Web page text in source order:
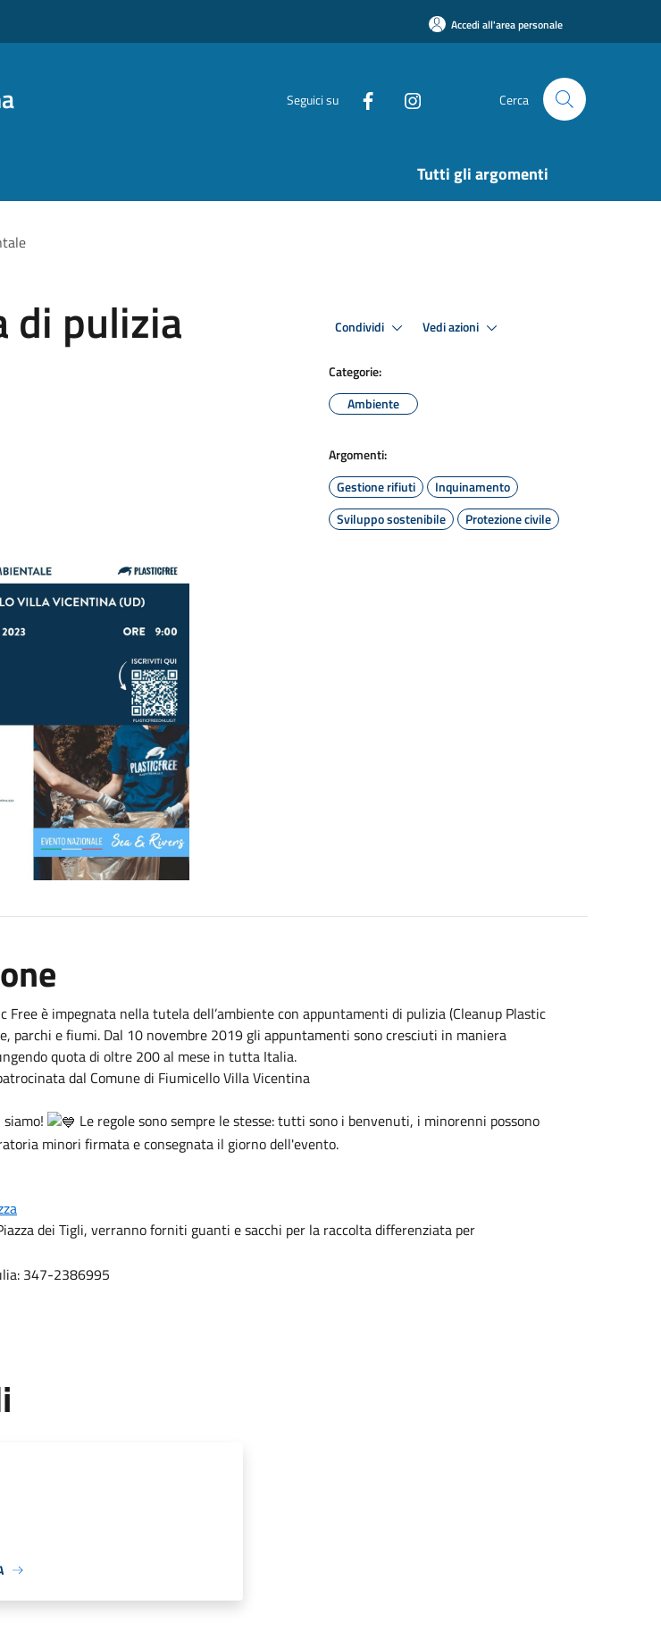
Accedi all'area personale
Seguici su Cerca
Tutti gli argomenti
di pulizia Condividi Vedi azioni
Categorie:
Ambiente
Argomenti:
Gestione rifiuti
Inquinamento
Sviluppo sostenibile
Protezione civile
Free è impegnata nella tutela dell’ambiente con appuntamenti di pulizia (Cleanup Plastic
parchi e fiumi. Dal 10 novembre 2019 gli appuntamenti sono cresciuti in maniera
quota di oltre 200 al mese in tutta Italia.
dal Comune di Fiumicello Villa Vicentina
Le regole sono sempre le stesse: tutti sono i benvenuti, i minorenni possono
minori firmata e consegnata il giorno dell'evento.
dei Tigli, verranno forniti guanti e sacchi per la raccolta differenziata per
347-2386995